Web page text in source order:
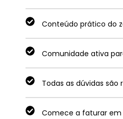
Conteúdo prático do
Comunidade ativa
Todas as dúvidas são
Comece a faturar em